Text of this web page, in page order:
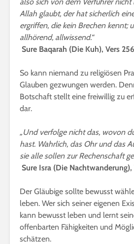
Allah glaubt, der hat sicherlich
ergriffen, die kein Brechen kennt;
allhörend, allwissend.“
Sure Baqarah (Die Kuh), Vers 256
So kann niemand zu religiösen
Glauben gezwungen werden.
Botschaft stellt eine freiwillig zu
dar.
„Und verfolge nicht das, wovon
hast. Wahrlich, das Ohr und das
sie alle sollen zur Rechenschaft
Sure Isra (Die Nachtwanderung),
Der Gläubige sollte bewusst
leben. Wer sich seiner eigenen
kann bewusst leben und lernt
offenbarten Fähigkeiten und
schätzen.